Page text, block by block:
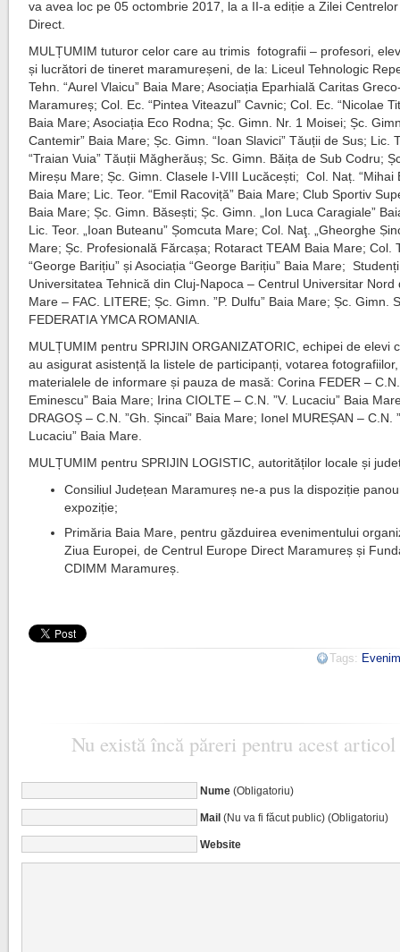
va avea loc pe 05 octombrie 2017, la a II-a ediție a Zilei
Direct.
MULȚUMIM tuturor celor care au trimis fotografii – profesori,
și lucrători de tineret maramureșeni, de la: Liceul Tehnologic
Tehn. “Aurel Vlaicu” Baia Mare; Asociația Eparhială Caritas
Maramureș; Col. Ec. “Pintea Viteazul” Cavnic; Col. Ec. “Nicolae
Baia Mare; Asociația Eco Rodna; Șc. Gimn. Nr. 1 Moisei; Șc.
Cantemir” Baia Mare; Șc. Gimn. “Ioan Slavici” Tăuții de Sus; Lic.
“Traian Vuia” Tăuții Măgherăuș; Sc. Gimn. Băița de Sub Codru;
Mireșu Mare; Șc. Gimn. Clasele I-VIII Lucăcești; Col. Naț. “Mihai
Baia Mare; Lic. Teor. “Emil Racoviță” Baia Mare; Club Sportiv
Baia Mare; Șc. Gimn. Băsești; Șc. Gimn. „Ion Luca Caragiale”
Lic. Teor. „Ioan Buteanu” Șomcuta Mare; Col. Naţ. „Gheorghe
Mare; Șc. Profesională Fărcașa; Rotaract TEAM Baia Mare; Col.
“George Barițiu” și Asociația “George Barițiu” Baia Mare;
Universitatea Tehnică din Cluj-Napoca – Centrul Universitar Nord
Mare – FAC. LITERE; Șc. Gimn. ”P. Dulfu” Baia Mare; Șc. Gimn.
FEDERATIA YMCA ROMANIA.
MULȚUMIM pentru SPRIJIN ORGANIZATORIC, echipei de elevi
au asigurat asistență la listele de participanți, votarea
materialele de informare și pauza de masă: Corina FEDER –
Eminescu” Baia Mare; Irina CIOLTE – C.N. ”V. Lucaciu” Baia
DRAGOȘ – C.N. ”Gh. Șincai” Baia Mare; Ionel MUREȘAN – C.N.
Lucaciu” Baia Mare.
MULȚUMIM pentru SPRIJIN LOGISTIC, autorităților locale și
Consiliul Județean Maramureș ne-a pus la dispoziție
expoziție;
Primăria Baia Mare, pentru găzduirea evenimentului
Ziua Europei, de Centrul Europe Direct Maramureș și
CDIMM Maramureș.
Tags:
Nu există încă păreri pentru acest articol
Nume(Obligatoriu)
Mail(Nu va fi făcut public) (Obligatoriu)
Website